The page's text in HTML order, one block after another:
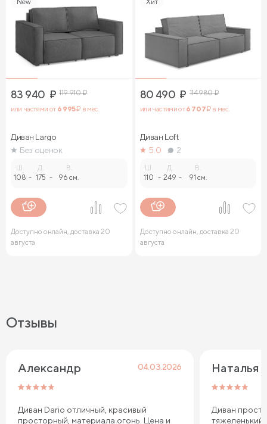
83 940 ₽ 119 910₽
или частями от 6 995₽ в мес.
Диван Largo
Без оценок
Ш.
108 -
Д.
175 -
В.
96 см.
Доступно онлайн, доставка 20
августа
80 490 ₽ 114 980₽
или частями от6 707₽ в мес.
Диван Loft
5.0
2
Ш.
110 -
Д.
249 -
В.
91 см.
Доступно онлайн, доставка 20
августа
Отзывы
Александр 04.03.2026
Диван Dario отличный, красивый
просторный, материала огонь. Цена и
Наталья
Диван